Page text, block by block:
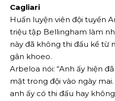
Cagliari
Huấn luyện viên đội tuyển
triệu tập Bellingham làm
này đã không thi đấu kể từ
gân khoeo.
Arbeloa nói: “Anh ấy hiện
mặt trong đội vào ngày
anh ấy có thi đấu hay